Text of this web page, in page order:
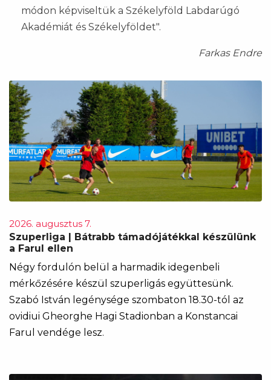
módon képviseltük a Székelyföld Labdarúgó
Akadémiát és Székelyföldet".
Farkas Endre
2026. augusztus 7.
Szuperliga | Bátrabb támadójátékkal készülünk
a Farul ellen
Négy fordulón belül a harmadik idegenbeli
mérkőzésére készül szuperligás együttesünk.
Szabó István legénysége szombaton 18.30-tól az
ovidiui Gheorghe Hagi Stadionban a Konstancai
Farul vendége lesz.